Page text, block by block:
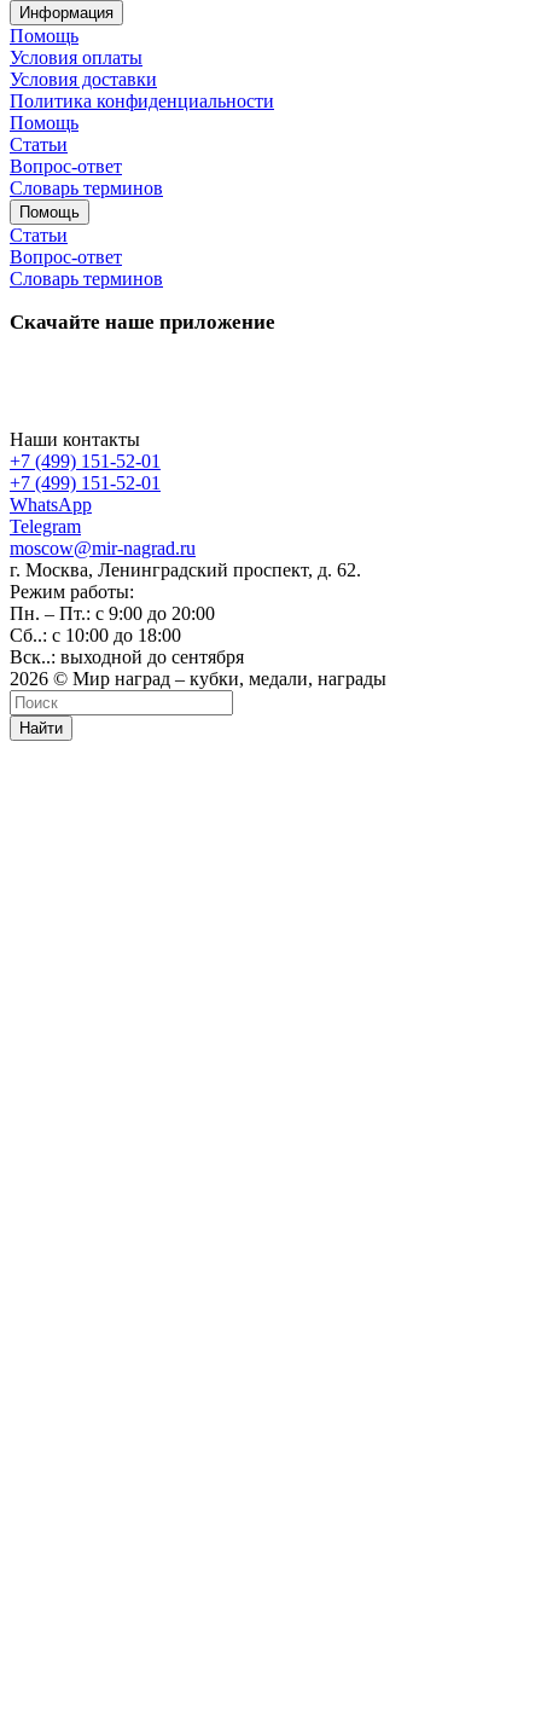
Информация
Помощь
Условия оплаты
Условия доставки
Политика конфиденциальности
Помощь
Статьи
Вопрос-ответ
Словарь терминов
Помощь
Статьи
Вопрос-ответ
Словарь терминов
Скачайте наше приложение
Наши контакты
+7 (499) 151-52-01
+7 (499) 151-52-01
WhatsApp
Telegram
moscow@mir-nagrad.ru
г. Москва, Ленинградский проспект, д. 62.
Режим работы:
Пн. – Пт.: с 9:00 до 20:00
Сб..: с 10:00 до 18:00
Вск..: выходной до сентября
2026 © Мир наград – кубки, медали, награды
Найти